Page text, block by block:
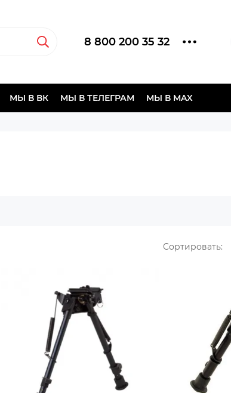
8 800 200 35 32
МЫ В ВК МЫ В ТЕЛЕГРАМ МЫ В МAX
Сортировать: